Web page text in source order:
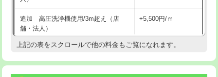
給水管工事※（塩ビ管（VP・HI）使
用/3ｍまで)
33,000円
給水管工事※（塩ビ管（VP・HI）使
+8,800円
追加 高圧洗浄機使用/3m超え（店
舗・法人）
+5,500円/ｍ
高度高圧洗浄換 現地調査
上記の表をスクロールで他の料金もご覧になれます。